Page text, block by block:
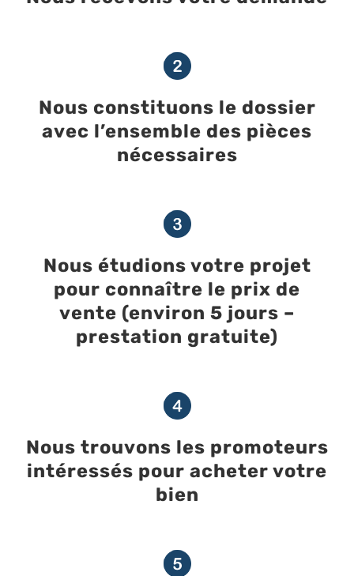
Nous constituons le dossier
avec l’ensemble des pièces
nécessaires
Nous étudions votre projet
pour connaître le prix de
vente (environ 5 jours –
prestation gratuite)
Nous trouvons les promoteurs
intéressés pour acheter votre
bien